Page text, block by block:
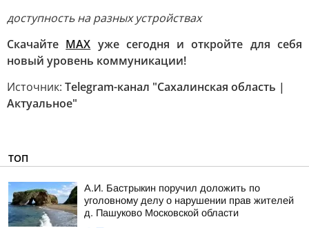
доступность на разных устройствах
Скачайте MAX уже сегодня и откройте для себя
новый уровень коммуникации!
Источник: Telegram-канал "Сахалинская область |
Актуальное"
ТОП
А.И. Бастрыкин поручил доложить по
уголовному делу о нарушении прав жителей
д. Пашуково Московской области